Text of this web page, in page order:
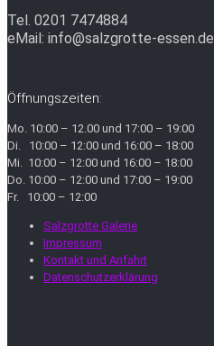
Tel. 0201 7474884
eMail: info@salzgrotte-essen.de
Öffnungszeiten:
Mo. 10:00 – 12.00 und 17:00 – 19:00
Di. 10:00 – 12:00 und 16:00 – 18:00
Mi. 10:00 – 12:00 und 16:00 – 18:00
Do. 10:00 – 12:00 und 17:00 – 19:00
Fr. 10:00 – 12:00
Salzgrotte Galerie
Impressum
Kontakt und Anfahrt
Datenschutzerklärung